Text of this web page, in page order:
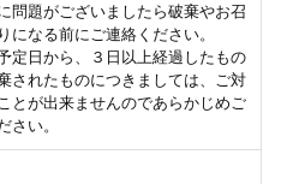
問題がございましたら破棄やお召
になる前にご連絡ください。
定日から、３日以上経過したもの
されたものにつきましては、ご対
とが出来ませんのであらかじめご
さい。